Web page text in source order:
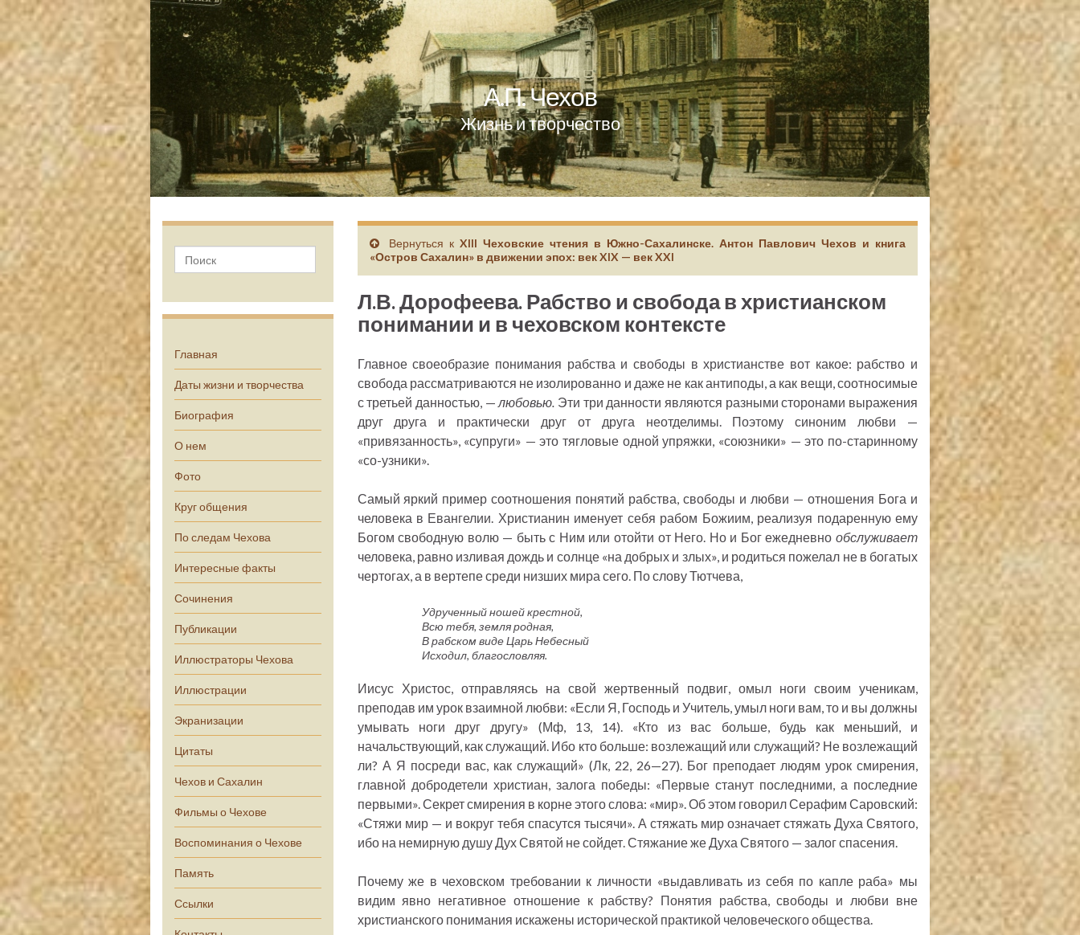
А.П. Чехов
Жизнь и творчество
Главная
Даты жизни и творчества
Биография
О нем
Фото
Круг общения
По следам Чехова
Интересные факты
Сочинения
Публикации
Иллюстраторы Чехова
Иллюстрации
Экранизации
Цитаты
Чехов и Сахалин
Фильмы о Чехове
Воспоминания о Чехове
Память
Ссылки
Вернуться к XIII Чеховские чтения в Южно-Сахалинске. Антон Павлович Чехов и книга
«Остров Сахалин» в движении эпох: век XIX — век XXI
Л.В. Дорофеева. Рабство и свобода в христианском
понимании и в чеховском контексте
Главное своеобразие понимания рабства и свободы в христианстве вот какое: рабство и
свобода рассматриваются не изолированно и даже не как антиподы, а как вещи, соотносимые
с третьей данностью, —любовью. Эти три данности являются разными сторонами выражения
друг друга и практически друг от друга неотделимы. Поэтому синоним любви —
«привязанность», «супруги» — это тягловые одной упряжки, «союзники» — это по-старинному
«со-узники».
Самый яркий пример соотношения понятий рабства, свободы и любви — отношения Бога и
человека в Евангелии. Христианин именует себя рабом Божиим, реализуя подаренную ему
Богом свободную волю — быть с Ним или отойти от Него. Но и Бог ежедневно обслуживает
человека, равно изливая дождь и солнце «на добрых и злых», и родиться пожелал не в богатых
чертогах, а в вертепе среди низших мира сего. По слову Тютчева,
Удрученный ношей крестной,
Всю тебя, земля родная,
В рабском виде Царь Небесный
Исходил, благословляя.
Иисус Христос, отправляясь на свой жертвенный подвиг, омыл ноги своим ученикам,
преподав им урок взаимной любви: «Если Я, Господь и Учитель, умыл ноги вам, то и вы должны
умывать ноги друг другу» (Мф, 13, 14). «Кто из вас больше, будь как меньший, и
начальствующий, как служащий. Ибо кто больше: возлежащий или служащий? Не возлежащий
ли? А Я посреди вас, как служащий» (Лк, 22, 26—27). Бог преподает людям урок смирения,
главной добродетели христиан, залога победы: «Первые станут последними, а последние
первыми». Секрет смирения в корне этого слова: «мир». Об этом говорил Серафим Саровский:
«Стяжи мир — и вокруг тебя спасутся тысячи». А стяжать мир означает стяжать Духа Святого,
ибо на немирную душу Дух Святой не сойдет. Стяжание же Духа Святого — залог спасения.
Почему же в чеховском требовании к личности «выдавливать из себя по капле раба» мы
видим явно негативное отношение к рабству? Понятия рабства, свободы и любви вне
христианского понимания искажены исторической практикой человеческого общества.